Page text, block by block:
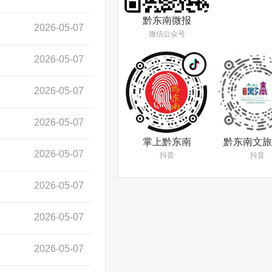
2026-05-07
2026-05-07
2026-05-07
2026-05-07
2026-05-07
2026-05-07
2026-05-07
2026-05-07
黔东南微报
微信公众号
掌上黔东南
抖音
黔东南文
抖音